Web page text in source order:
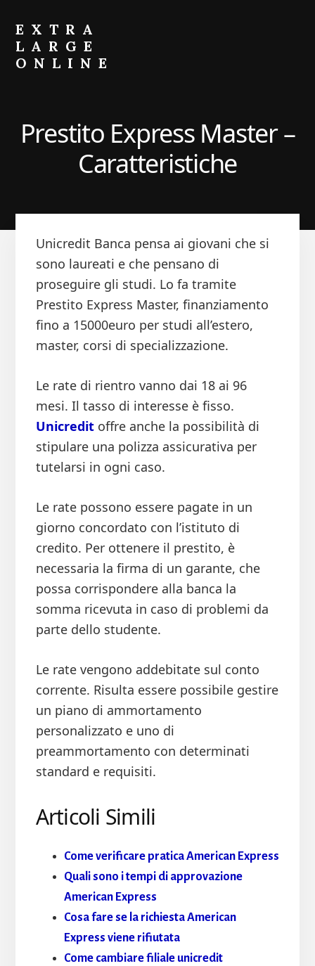
primary
sidebar
content
EXTRA
LARGE
ONLINE
Portafoglio
Prestito Express Master –
Caratteristiche
Unicredit Banca pensa ai giovani che si
sono laureati e che pensano di
proseguire gli studi. Lo fa tramite
Prestito Express Master, finanziamento
fino a 15000euro per studi all’estero,
master, corsi di specializzazione.
Le rate di rientro vanno dai 18 ai 96
mesi. Il tasso di interesse è fisso.
Unicreditoffre anche la possibilità di
stipulare una polizza assicurativa per
tutelarsi in ogni caso.
Le rate possono essere pagate in un
giorno concordato con l’istituto di
credito. Per ottenere il prestito, è
necessaria la firma di un garante, che
possa corrispondere alla banca la
somma ricevuta in caso di problemi da
parte dello studente.
Le rate vengono addebitate sul conto
corrente. Risulta essere possibile gestire
un piano di ammortamento
personalizzato e uno di
preammortamento con determinati
standard e requisiti.
Articoli Simili
Come verificare pratica American Express
Quali sono i tempi di approvazione
American Express
Cosa fare se la richiesta American
Express viene rifiutata
Come cambiare filiale unicredit